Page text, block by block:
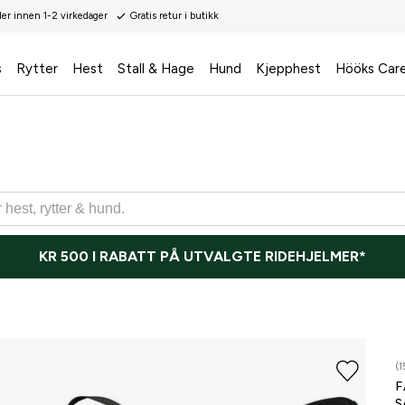
innen 1-2 virkedager Gratis retur i butikk
Rytter Hest Stall & Hage Hund Kjepphest Hööks
KR 500 I RABATT PÅ UTVALGTE RIDEHJELMER*